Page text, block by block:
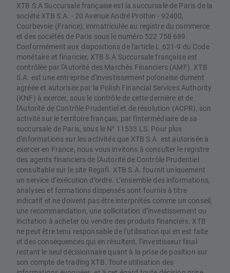
XTB S.A Succursale française est la succursale de Paris de la
société XTB S.A. - 20 Avenue André Prothin - 92400,
Courbevoie (France), immatriculée au registre du commerce
et des sociétés de Paris sous le numéro 522 758 689.
Conformément aux dispositions de l'article L.621-9 du Code
monétaire et financier, XTB S.A Succursale française est
contrôlée par l'Autorité des Marchés Financiers (AMF). XTB
S.A. est une entreprise d'investissement polonaise dument
agréée et autorisée par la Polish Financial Services Authority
(KNF) à exercer, sous le contrôle de cette dernière et de
l'Autorité de Contrôle Prudentiel et de résolution (ACPR), son
activité sur le territoire français, par l'intermédiaire de sa
succursale de Paris, sous le N° 11533 LS. Pour plus
d'informations sur les activités que XTB S.A. est autorisée à
exercer en France, nous vous invitons à consulter le registre
des agents financiers de l'Autorité de Contrôle Prudentiel
consultable sur le site Regafi. XTB S.A. fournit uniquement
un service d’exécution d’ordre. L’ensemble des informations,
analyses et formations dispensés sont fournis à titre
indicatif et ne doivent pas être interprétés comme un conseil,
une recommandation, une sollicitation d’investissement ou
incitation à acheter ou vendre des produits financiers. XTB
ne peut être tenu responsable de l’utilisation qui en est faite
et des conséquences qui en résultent, l’investisseur final
restant le seul décisionnaire quant à la prise de position sur
son compte de trading XTB. Toute utilisation des